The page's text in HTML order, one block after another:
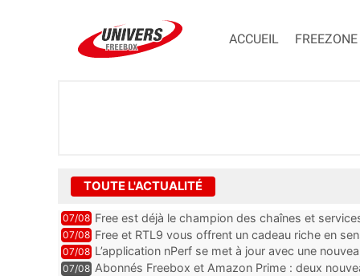
ACCUEIL FREEZONE
TOUTE L'ACTUALITÉ
07/08 Free est déjà le champion des chaînes et
encore au moin...
07/08 Free et RTL9 vous offrent un cadeau riche en
l’obtenir
07/08 L’application nPerf se met à jour avec une
Mobile, Orange, SFR ...
07/08 Abonnés Freebox et Amazon Prime : deux